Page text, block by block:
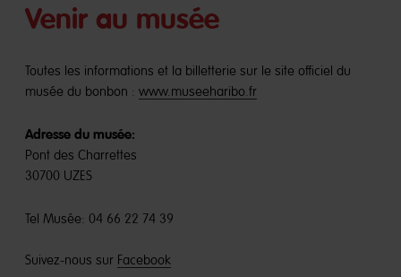
Venir au musée
Toutes les informations et la billetterie sur le site officiel du
musée du bonbon : www.museeharibo.fr
Adresse du musée:
Pont des Charrettes
30700 UZES
Tel Musée: 04 66 22 74 39
Suivez-nous sur Facebook